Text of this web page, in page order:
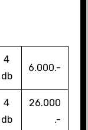
4
db
6.000.-
4
db
26.000
.-